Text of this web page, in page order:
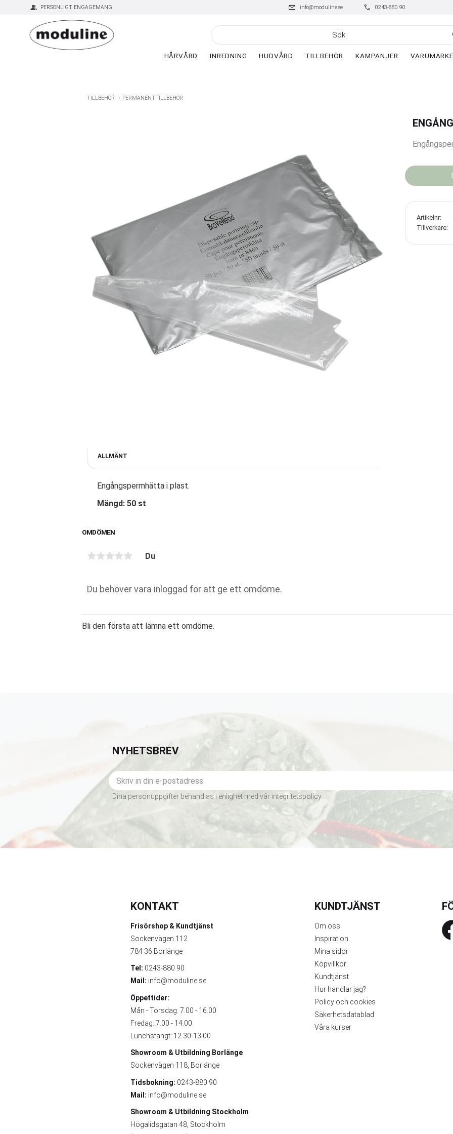
group PERSONLIGT ENGAGEMANG mail info@moduline.se phone 0243-880 90
HÅRVÅRD INREDNING HUDVÅRD TILLBEHÖR KAMPANJER
TILLBEHÖR PERMANENTTILLBEHÖR
Artikelnr
Tillverkare
ALLMÄNT
Engångspermhätta i plast.
Mängd: 50 st
OMDÖMEN
Du
Bli den första att lämna ett omdöme.
NYHETSBREV
Dina personuppgifter behandlas i enlighet med vår integritetspolicy.
KONTAKT
Frisörshop & Kundtjänst
Sockenvägen 112
784 36 Borlänge
Tel: 0243-880 90
Mail: info@moduline.se
Öppettider:
Mån - Torsdag: 7.00 - 16.00
Fredag: 7.00 - 14.00
Lunchstängt: 12.30-13.00
Showroom & Utbildning Borlänge
Sockenvägen 118, Borlänge
Tidsbokning: 0243-880 90
Mail: info@moduline.se
Showroom & Utbildning Stockholm
Högalidsgatan 48, Stockholm
KUNDTJÄNST
Om oss
Inspiration
Mina sidor
Köpvillkor
Kundtjänst
Hur handlar jag?
Policy och cookies
Säkerhetsdatablad
Våra kurser